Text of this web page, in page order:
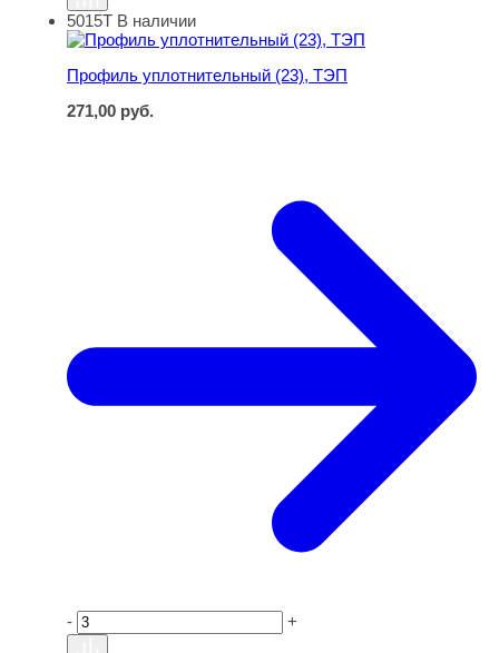
Профиль уплотнительный (23), ТЭП
5015Т В наличии
Профиль уплотнительный (23), ТЭП
271,00 руб.
- +